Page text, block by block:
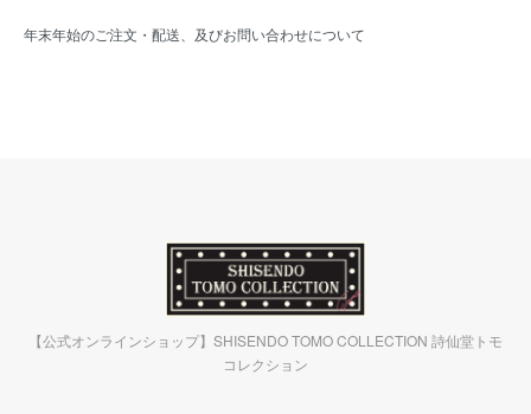
年末年始のご注文・配送、及びお問い合わせについて
【公式オンラインショップ】SHISENDO TOMO COLLECTION 詩仙堂トモ
コレクション